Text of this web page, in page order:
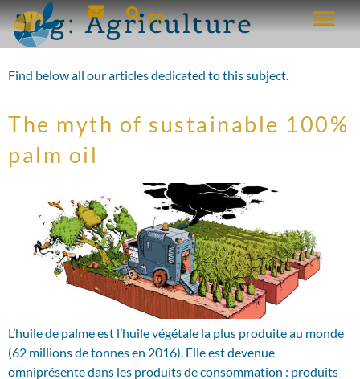
FR
Tag:Agriculture
Find below all our articles dedicated to this subject.
The myth of sustainable 100%
palm oil
L’huile de palme est l’huile végétale la plus produite au monde
(62 millions de tonnes en 2016). Elle est devenue
omniprésente dans les produits de consommation : produits